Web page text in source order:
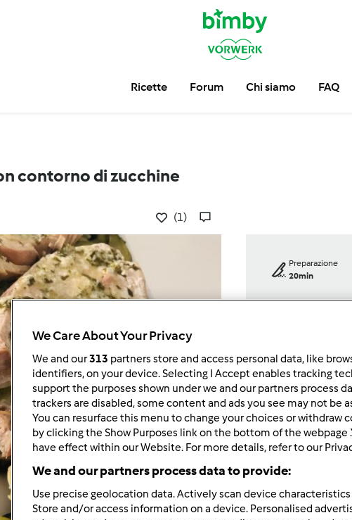
Ricette Forum Chi siamo FAQ
contorno di zucchine
(1)
Preparazione
20min
porzione/
4persona/
Difficoltà
We Care About Your Privacy
We and our313 partners store and access personal data, like
identifiers, on your device. Selecting I Accept enables tracking
support the purposes shown under we and our partners process
trackers are disabled, some content and ads you see may not be
You can resurface this menu to change your choices or withdraw
by clicking the Show Purposes link on the bottom of the webpage
have effect within our Website. For more details, refer to our
We and our partners process data to provide:
Use precise geolocation data. Actively scan device
Store and/or access information on a device. Personalised